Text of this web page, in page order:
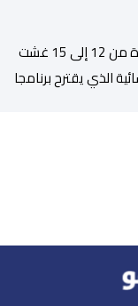
تنظم جمعية أصوات نسائية، خلال الفترة الممتدة من 12 إلى 15 غشت
الذي يقترح برنامجا